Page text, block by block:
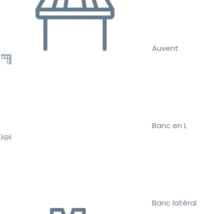
Auvent
Banc en L
Banc latéral